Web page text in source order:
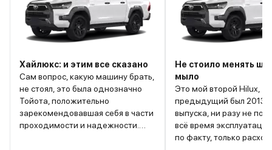
Хайлюкс: и этим все сказано
Сам вопрос, какую машину брать,
не стоял, это была однозначно
Тойота, положительно
зарекомендовавшая себя в части
проходимости и надежности.
Не стоило менять
мыло
Это мой второй Hilux,
предыдущий был 2013
выпуска, ни разу не
всё время
по факту, только